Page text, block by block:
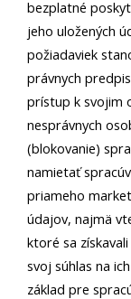
bezplatné
jeho uložených
požiadaviek
právnych
prístup k svojim
nesprávnych
(blokovanie)
namietať
priameho
údajov, najmä
ktoré sa
svoj súhlas na
základ pre